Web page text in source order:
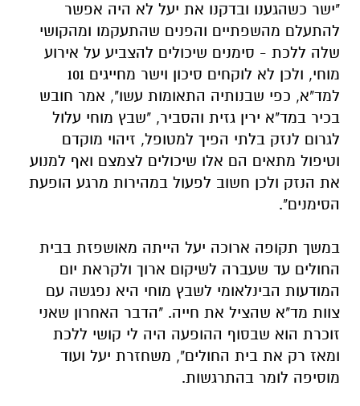
"ישר כשהגענו ובדקנו את יעל לא היה אפשר
להתעלם מהשפתיים והפנים שהתעקמו ומהקושי
שלה ללכת - סימנים שיכולים להצביע על אירוע
מוחי, ולכן לא לוקחים סיכון וישר מחייגים 101
למד"א, כפי שבנותיה התאומות עשו", אמר חובש
בכיר במד"א ירין גזית והסביר, "שבץ מוחי עלול
לגרום לנזק בלתי הפיך למטופל, זיהוי מוקדם
וטיפול מתאים הם אלו שיכולים לצמצם ואף למנוע
את הנזק ולכן חשוב לפעול במהירות מרגע הופעת
הסימנים".
במשך תקופה ארוכה יעל הייתה מאושפזת בבית
החולים עד שעברה לשיקום ארוך ולקראת יום
המודעות הבינלאומי לשבץ מוחי היא נפגשה עם
צוות מד"א שהציל את חייה. "הדבר האחרון שאני
זוכרת הוא שבסוף ההופעה היה לי קושי ללכת
ומאז רק את בית החולים", משחזרת יעל ועוד
מוסיפה לומר בהתרגשות.